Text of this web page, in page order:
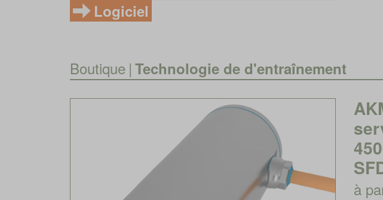
Logiciel
Boutique | Technologie de d'entraînement
à